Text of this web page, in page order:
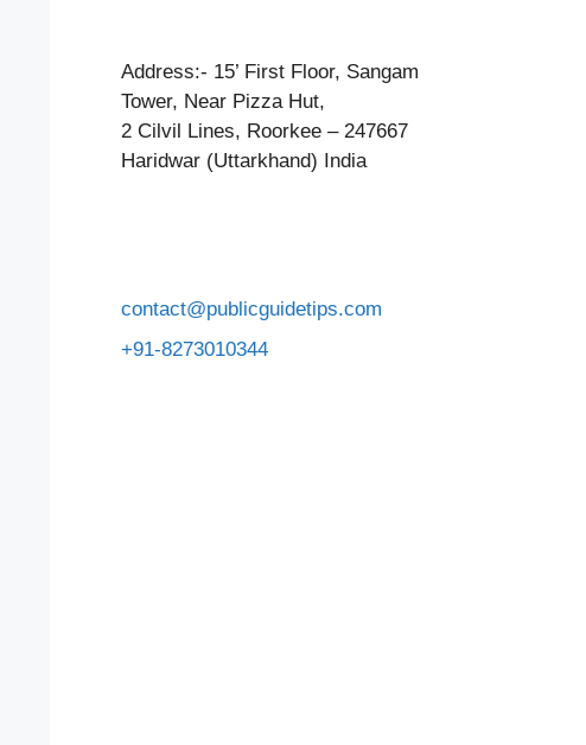
Address:- 15’ First Floor, Sangam
Tower, Near Pizza Hut,
2 Cilvil Lines, Roorkee – 247667
Haridwar (Uttarkhand) India
contact@publicguidetips.com
+91-8273010344